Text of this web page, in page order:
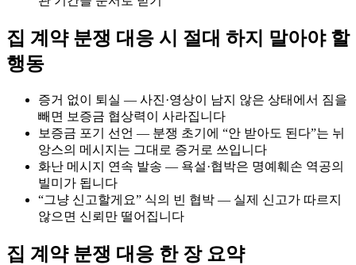
집 계약 분쟁 대응 시 절대 하지 말아야 할
행동
증거 없이 퇴실 — 사진·영상이 남지 않은 상태에서 짐을
빼면 보증금 협상력이 사라집니다
보증금 포기 선언 — 분쟁 초기에 “안 받아도 된다”는 뉘
앙스의 메시지는 그대로 증거로 쓰입니다
화난 메시지 연속 발송 — 욕설·협박은 명예훼손 역공의
빌미가 됩니다
“그냥 신고할게요” 식의 빈 협박 — 실제 신고가 따르지
않으면 신뢰만 떨어집니다
집 계약 분쟁 대응 한 장 요약